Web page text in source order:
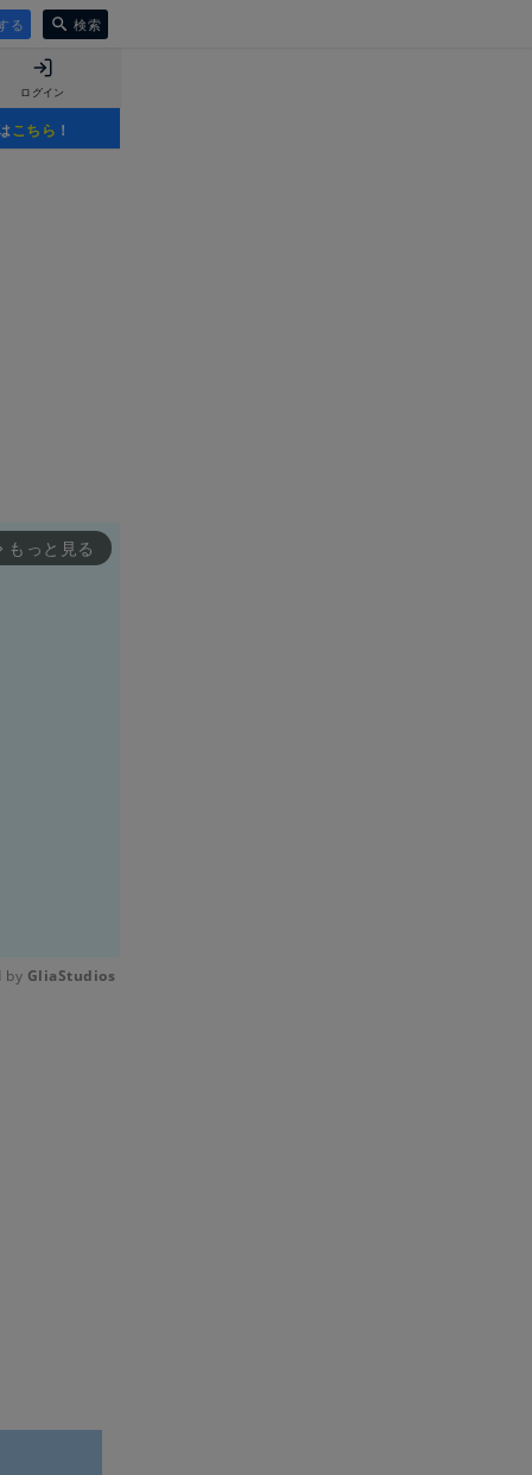
る 検索
ログイン
こちら ！
もっと見る
by GliaStudios